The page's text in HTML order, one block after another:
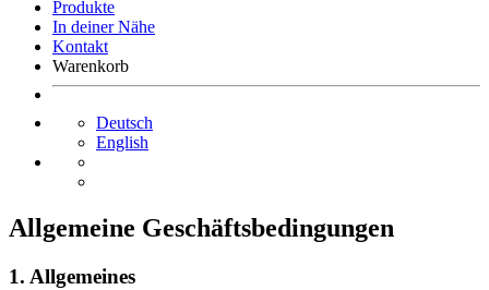
Produkte
In deiner Nähe
Kontakt
Warenkorb
Deutsch
English
Allgemeine Geschäftsbedingungen
1. Allgemeines